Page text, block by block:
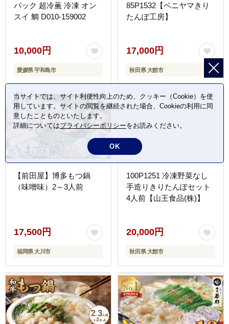
パック 超冷薫 冷凍 オン
スイ 鯛 D010-159002
10,000円
愛媛県 宇和島市
85P1532【ベニヤマきり
たんぽ工房】
17,000円
秋田県 大館市
【前田屋】博多もつ鍋
（味噌味）2～3人前
17,500円
福岡県 大川市
100P1251 冷凍野菜なし
手造りきりたんぽセット
4人前【山王食品(株)】
20,000円
秋田県 大館市
当サイトでは、サイト利便性向上のため、クッキー（Cookie）を使
用しています。サイトの閲覧を継続された場合、Cookieの利用に同
意したことものといたします。
詳細についてはプライバシーポリシーをお読みください。
OK